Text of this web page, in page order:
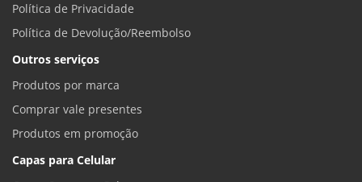
Política de Privacidade
Política de Devolução/Reembolso
Outros serviços
Produtos por marca
Comprar vale presentes
Produtos em promoção
Capas para Celular